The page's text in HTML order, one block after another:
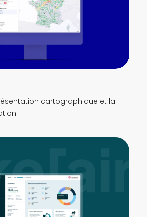
cartographique et la